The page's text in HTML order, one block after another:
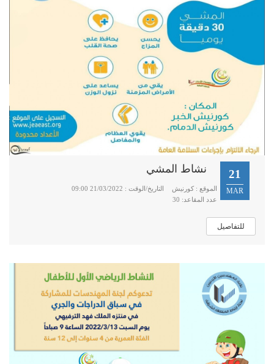
21
MAR
نشاط المشي
الموقع : كورنيش
التاريخ/الوقت : 21/03/2022 09:00
عدد المقاعد: 30
للتفاصيل